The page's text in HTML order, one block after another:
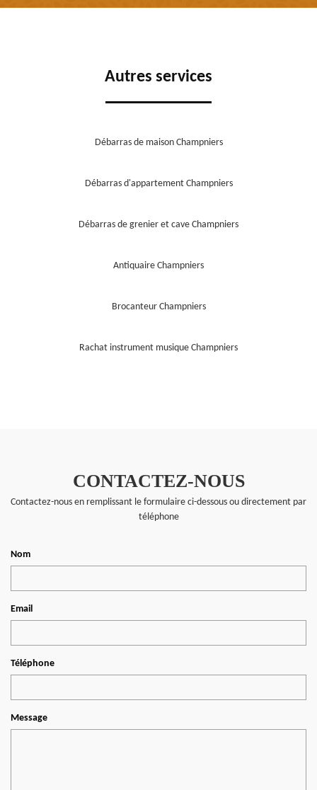
Autres services
Débarras de maison Champniers
Débarras d'appartement Champniers
Débarras de grenier et cave Champniers
Antiquaire Champniers
Brocanteur Champniers
Rachat instrument musique Champniers
CONTACTEZ-NOUS
Contactez-nous en remplissant le formulaire ci-dessous ou directement par
téléphone
Nom
Email
Téléphone
Message